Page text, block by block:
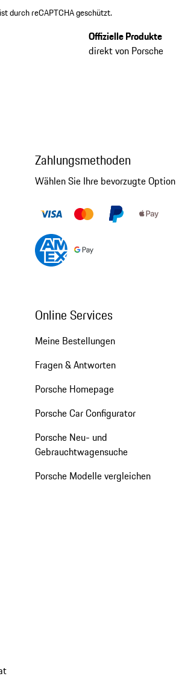
durch reCAPTCHA geschützt.
Offizielle Produkte
direkt von Porsche
Zahlungsmethoden
Wählen Sie Ihre bevorzugte Option
Online Services
Meine Bestellungen
Fragen & Antworten
Porsche Homepage
Porsche Car Configurator
Porsche Neu- und
Gebrauchtwagensuche
Porsche Modelle vergleichen